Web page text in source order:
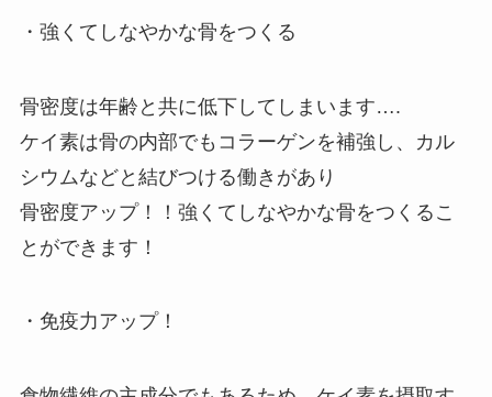
・強くてしなやかな骨をつくる
骨密度は年齢と共に低下してしまいます….
ケイ素は骨の内部でもコラーゲンを補強し、カル
シウムなどと結びつける働きがあり
骨密度アップ！！強くてしなやかな骨をつくるこ
とができます！
・免疫力アップ！